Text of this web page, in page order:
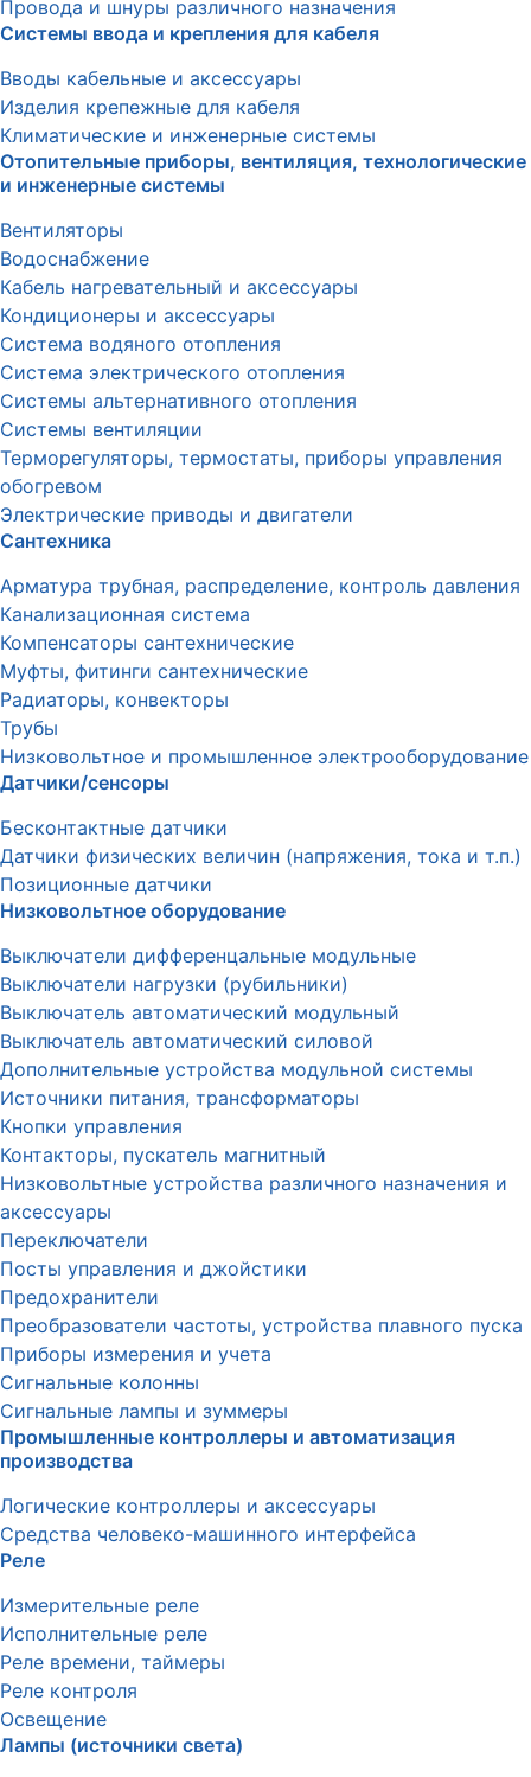
Провода и шнуры различного назначения
Системы ввода и крепления для кабеля
Вводы кабельные и аксессуары
Изделия крепежные для кабеля
Климатические и инженерные системы
Отопительные приборы, вентиляция, технологические
и инженерные системы
Вентиляторы
Водоснабжение
Кабель нагревательный и аксессуары
Кондиционеры и аксессуары
Система водяного отопления
Система электрического отопления
Системы альтернативного отопления
Системы вентиляции
Терморегуляторы, термостаты, приборы управления
обогревом
Электрические приводы и двигатели
Сантехника
Арматура трубная, распределение, контроль давления
Канализационная система
Компенсаторы сантехнические
Муфты, фитинги сантехнические
Радиаторы, конвекторы
Трубы
Низковольтное и промышленное электрооборудование
Датчики/сенсоры
Бесконтактные датчики
Датчики физических величин (напряжения, тока и т.п.)
Позиционные датчики
Низковольтное оборудование
Выключатели дифференцальные модульные
Выключатели нагрузки (рубильники)
Выключатель автоматический модульный
Выключатель автоматический силовой
Дополнительные устройства модульной системы
Источники питания, трансформаторы
Кнопки управления
Контакторы, пускатель магнитный
Низковольтные устройства различного назначения и
аксессуары
Переключатели
Посты управления и джойстики
Предохранители
Преобразователи частоты, устройства плавного пуска
Приборы измерения и учета
Сигнальные колонны
Сигнальные лампы и зуммеры
Промышленные контроллеры и автоматизация
производства
Логические контроллеры и аксессуары
Средства человеко-машинного интерфейса
Реле
Измерительные реле
Исполнительные реле
Реле времени, таймеры
Реле контроля
Освещение
Лампы (источники света)